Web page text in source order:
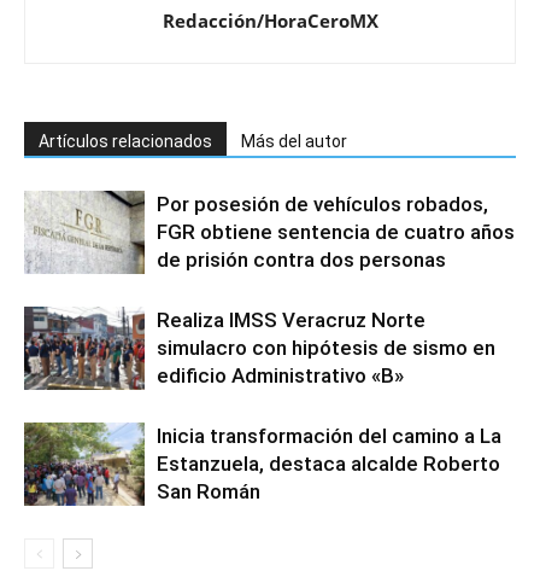
Redacción/HoraCeroMX
Artículos relacionados Más del autor
Por posesión de vehículos robados,
FGR obtiene sentencia de cuatro años
de prisión contra dos personas
Realiza IMSS Veracruz Norte
simulacro con hipótesis de sismo en
edificio Administrativo «B»
Inicia transformación del camino a La
Estanzuela, destaca alcalde Roberto
San Román